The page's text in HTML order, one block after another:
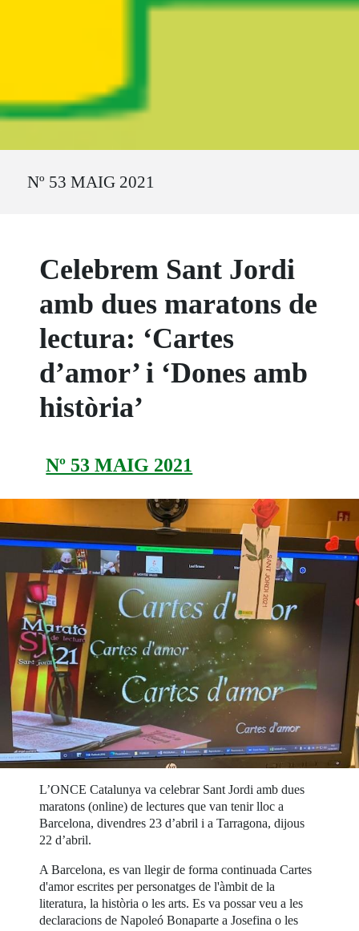
Nº 53 MAIG 2021
Celebrem Sant Jordi
amb dues maratons de
lectura: ‘Cartes
d’amor’ i ‘Dones amb
història’
Nº 53 MAIG 2021
L’ONCE Catalunya va celebrar Sant Jordi amb dues
maratons (online) de lectures que van tenir lloc a
Barcelona, divendres 23 d’abril i a Tarragona, dijous
22 d’abril.
A Barcelona, es van llegir de forma continuada Cartes
d'amor escrites per personatges de l'àmbit de la
literatura, la història o les arts. Es va possar veu a les
declaracions de Napoleó Bonaparte a Josefina o les